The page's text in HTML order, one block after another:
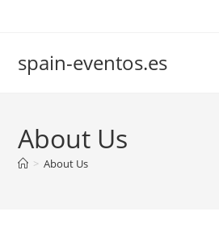
spain-eventos.es
About Us
> About Us